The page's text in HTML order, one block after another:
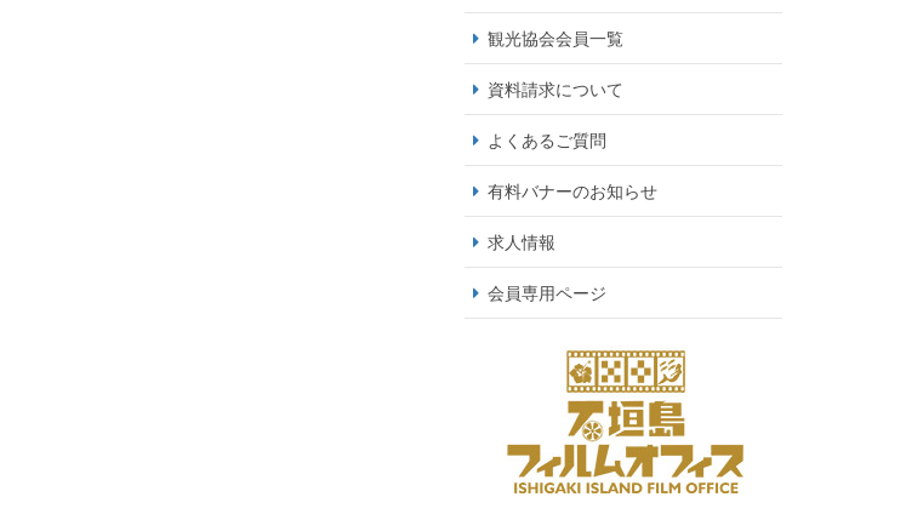
観光協会会員一覧
資料請求について
よくあるご質問
有料バナーのお知らせ
求人情報
会員専用ページ